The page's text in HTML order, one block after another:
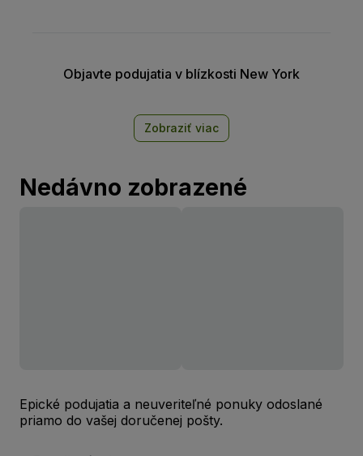
Objavte podujatia v blízkosti New York
Zobraziť viac
Nedávno zobrazené
Epické podujatia a neuveriteľné ponuky odoslané
priamo do vašej doručenej pošty.